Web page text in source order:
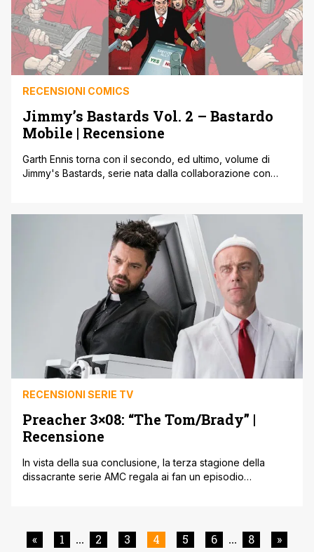
RECENSIONI COMICS
Jimmy’s Bastards Vol. 2 – Bastardo
Mobile | Recensione
Garth Ennis torna con il secondo, ed ultimo, volume di
Jimmy's Bastards, serie nata dalla collaborazione con
qui. Jimmy Regent è la super-spia numero uno della Gran
Bretagna. Vive tutto quel che dovrebbe vivere una spia
fra intrighi e avventure oltre ad avere una licenza [']
RECENSIONI SERIE TV
Preacher 3×08: “The Tom/Brady” |
Recensione
In vista della sua conclusione, la terza stagione della
dissacrante serie AMC regala ai fan un episodio
serie televisiva creata da AMC e sviluppata da Seth [']
« 1 ... 2 3 4 5 6 ... 8 »